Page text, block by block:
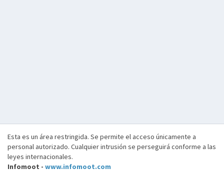
Esta es un área restringida. Se permite el acceso únicamente a
personal autorizado. Cualquier intrusión se perseguirá conforme a las
leyes internacionales.
Infomoot - www.infomoot.com